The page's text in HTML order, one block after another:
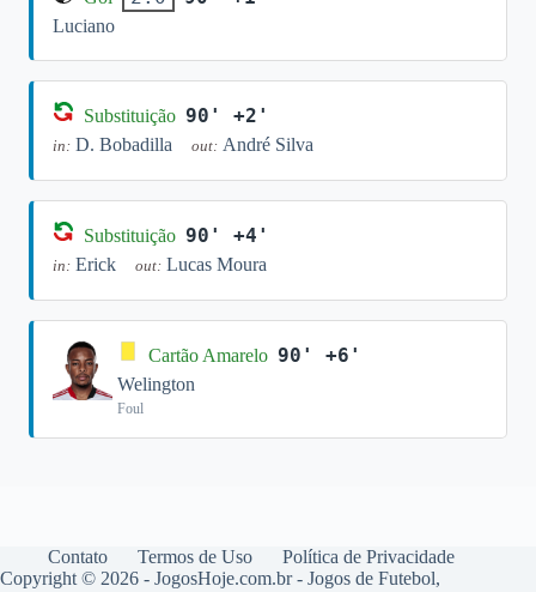
Luciano
Substituição 90' +2'
in: D. Bobadilla out: André Silva
Substituição 90' +4'
in: Erick out: Lucas Moura
Cartão Amarelo 90' +6'
Welington
Foul
Contato Termos de Uso
Política de Privacidade
Copyright © 2026 - JogosHoje.com.br - Jogos de Futebol,